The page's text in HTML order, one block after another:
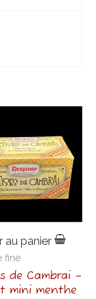
au panier
fine
de Cambrai –
mini menthe